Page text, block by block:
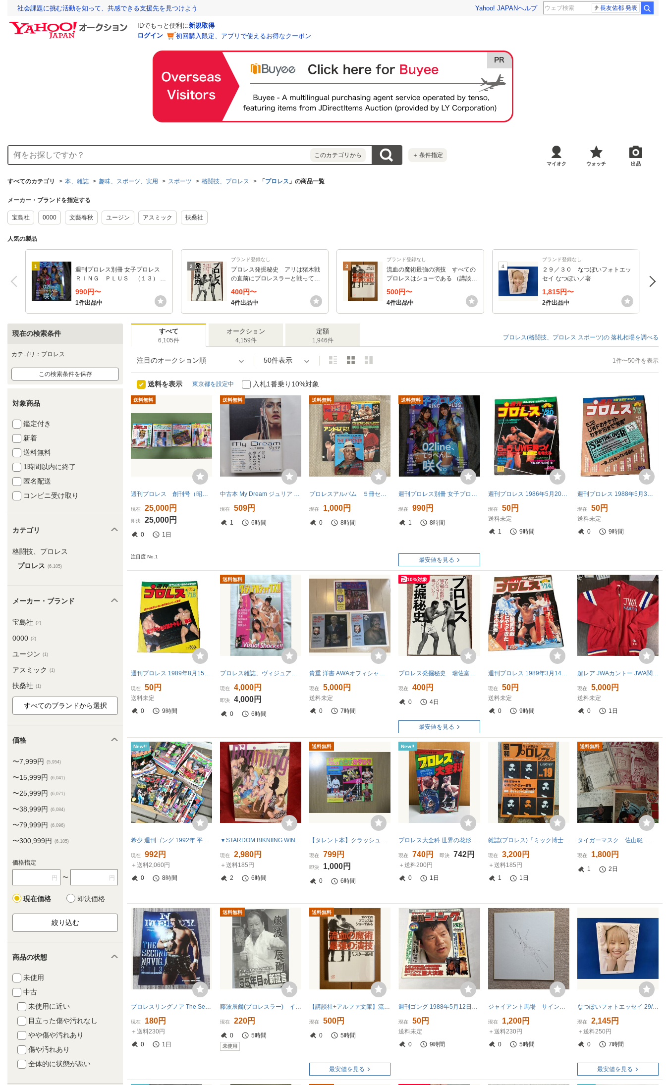
社会課題に挑む活動を知って、共感できる支援先を見つけよう Yahoo! JAPANヘルプ 長友佑都 発表
IDでもっと便利に新規取得
ログイン
初回購入限定、アプリで使えるお得なクーポン
このカテゴリから ＋ 条件指定
マイオク ウォッチ 出品
すべてのカテゴリ 本、雑誌 趣味、スポーツ、実用 スポーツ 格闘技、プロレス 「 プロレス 」の商品一覧
メーカー・ブランドを指定する
宝島社 0000 文藝春秋 ユージン アスミック 扶桑社
人気の製品
1
週刊プロレス別冊 女子プロレス
ＲＩＮＧ ＰＬＵＳ （１３） ２
０２６年６月号 （ベースボール・
マガジン社）
990円〜
1件出品中
2
ブランド登録なし
プロレス発掘秘史 アリは猪木戦
の直前にプロレスラーと戦ってい
た！ 瑞佐富郎／著
400円〜
4件出品中
3
ブランド登録なし
流血の魔術最強の演技 すべての
プロレスはショーである （講談社
＋α文庫） ミスター高橋／〔著〕
500円〜
4件出品中
4
ブランド登録なし
２９／３０ なつぽいフォトエッ
セイ なつぽい／著
1,815円〜
2件出品中
現在の検索条件
カテゴリ：プロレス
この検索条件を保存
対象商品
鑑定付き
新着
送料無料
1時間以内に終了
匿名配送
コンビニ受け取り
カテゴリ
格闘技、プロレス
プロレス (6,105)
メーカー・ブランド
宝島社 (2)
0000 (2)
ユージン (1)
アスミック (1)
扶桑社 (1)
価格
〜7,999円 (5,954)
〜15,999円 (6,041)
〜25,999円 (6,071)
〜38,999円 (6,084)
〜79,999円 (6,096)
〜300,999円 (6,105)
価格指定
円 〜 円
現在価格 即決価格
商品の状態
未使用
中古
未使用に近い
目立った傷や汚れなし
やや傷や汚れあり
傷や汚れあり
全体的に状態が悪い
すべて
6,105件
オークション
4,159件
定額
1,946件 プロレス(格闘技、プロレス スポーツ)の 落札相場を調べる
注目のオークション順 50件表示 1件〜50件を表示
送料を表示 東京都を設定中 入札1番乗り10%対象
送料無料
週刊プロレス 創刊号（昭和58年8月9日号）から№100（昭和60年7月9日号）74冊セット ※26冊欠号あり
現在 25,000円
即決 25,000円
0 1日
注目度 No.1
送料無料
中古本 My Dream ジュリア 自叙伝
現在 509円
1 6時間
送料無料
プロレスアルバム ５冊セット 恒文社 送料込み
現在 1,000円
0 8時間
送料無料
週刊プロレス別冊 女子プロレス ＲＩＮＧ ＰＬＵＳ （１３） ２０２６年６月号 （ベースボール・マガジン社
現在 990円
1 8時間
最安値を見る
週刊プロレス 1986年5月20日号 No.144 藤波辰巳 アンドレ・ザ・ジャイアント
現在 50円
送料未定
1
9時間
週刊プロレス 1988年5月3日号 No.254 ベースボールマガジン社
現在 50円
送料未定
0
9時間
週刊プロレス 1989年8月15日号 No.332 ベースボール・マガジン社
現在 50円
送料未定
0
9時間
送料無料
プロレス雑誌、ヴィジュアルショックス
現在 4,000円
即決 4,000円
0 6時間
貴重 洋書 AWAオフィシャルプログラム３冊セット 80年代 wrestling アメリカ プロレス WWF NWA WWE AWA 新日本 全日本
現在 5,000円
送料未定
0
7時間
10%対象
プロレス発掘秘史 瑞佐富郎 宝島社
現在 400円
0 4日
最安値を見る
週刊プロレス 1989年3月14日号 No.303 アントニオ猪木 ベースボール・マガジン社
現在 50円
送料未定
0
9時間
超レア JWAカントー JWA関東 日本プロレス協会 XLサイズ トラックジャケット オールド チャンピオン LLサイズ
現在 5,000円
送料未定
0
1日
New!!
希少 週刊ゴング 1992年 平成4年 大量 まとめ売り プロレス レトロ 雑誌 当時物 不揃い 現状品
現在 992円
＋送料2,060円
0
8時間
▼STARDOM BIKNIING WINTER スターダム ビキニング 女子プロレス 写真集 水着 中野たむ 白川未奈 ウナギ サヤカ 桜井まい 月山和香 AZM
現在 2,980円
＋送料185円
2
6時間
送料無料
【タレント本】クラッシュギャルズ他/送料無料/女子プロレス全選手カタログ昭和60初版
現在 799円
即決 1,000円
0 6時間
New!!
プロレス大全科 世界の花形レスラー総登場 ジャイアント馬場監修
現在 740円 即決 742円
＋送料200円
0
1日
雑誌(プロレス)「ミック博士の昭和プロレスマガジン/vol.30/2013.７月★昭和55年レスリング・ウォー前夜/存とミックの人間発言所」
現在 3,200円
＋送料185円
1
1日
送料無料
タイガーマスク 佐山聡 切り抜き
現在 1,800円
1 2日
現在 180円
＋送料230円
0
1日
送料無料
現在 220円
0 5時間
未使用
送料無料
現在 500円
0 5時間
最安値を見る
現在 50円
送料未定
0
9時間
現在 1,200円
＋送料230円
0
5時間
なつぽいフォトエッセイ 29/30 なつぽい
現在 2,145円
＋送料250円
0
7時間
最安値を見る